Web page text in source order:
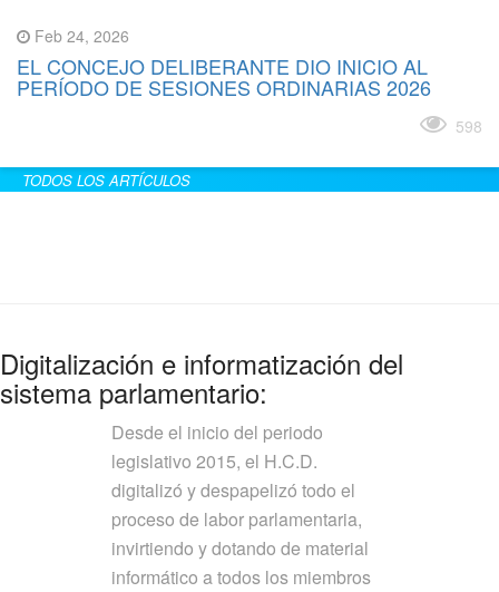
Feb 24, 2026
EL CONCEJO DELIBERANTE DIO INICIO AL
PERÍODO DE SESIONES ORDINARIAS 2026
598
TODOS LOS ARTÍCULOS
Digitalización e informatización del
sistema parlamentario:
Desde el inicio del periodo
legislativo 2015, el H.C.D.
digitalizó y despapelizó todo el
proceso de labor parlamentaria,
invirtiendo y dotando de material
informático a todos los miembros